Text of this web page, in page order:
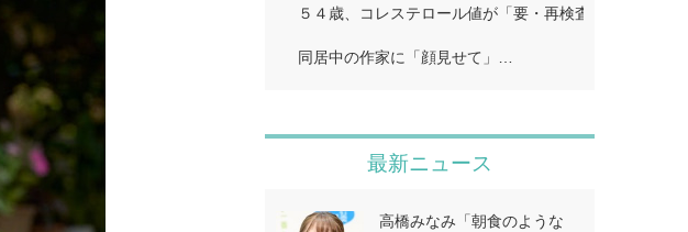
５４歳、コレステロール値が「要・再検査」…
同居中の作家に「顔見せて」…
最新ニュース
高橋みなみ「朝食のような